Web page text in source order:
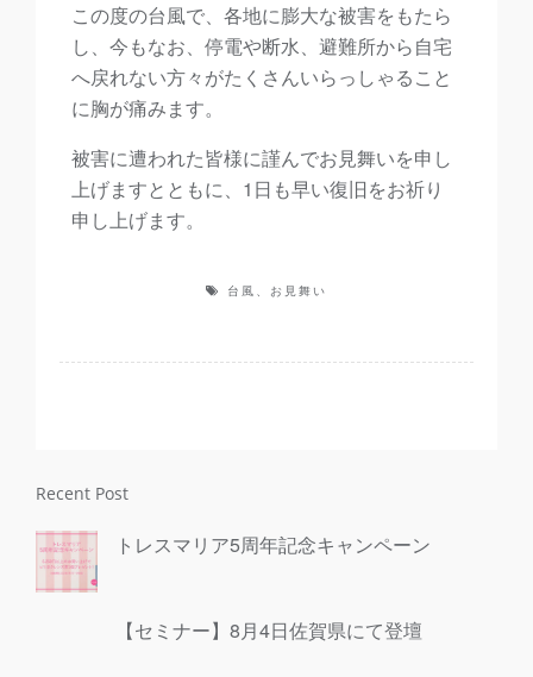
この度の台風で、各地に膨大な被害をもたら
し、今もなお、停電や断水、避難所から自宅
へ戻れない方々がたくさんいらっしゃること
に胸が痛みます。
被害に遭われた皆様に謹んでお見舞いを申し
上げますとともに、1日も早い復旧をお祈り
申し上げます。
台風、お見舞い
Recent Post
トレスマリア5周年記念キャンペーン
【セミナー】8月4日佐賀県にて登壇